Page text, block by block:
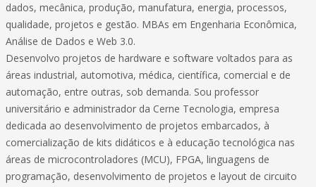
dados, mecânica, produção, manufatura, energia, processos,
qualidade, projetos e gestão. MBAs em Engenharia Econômica,
Análise de Dados e Web 3.0.
Desenvolvo projetos de hardware e software voltados para as
áreas industrial, automotiva, médica, científica, comercial e de
automação, entre outras, sob demanda. Sou professor
universitário e administrador da Cerne Tecnologia, empresa
dedicada ao desenvolvimento de projetos embarcados, à
comercialização de kits didáticos e à educação tecnológica nas
áreas de microcontroladores (MCU), FPGA, linguagens de
programação, desenvolvimento de projetos e layout de circuito